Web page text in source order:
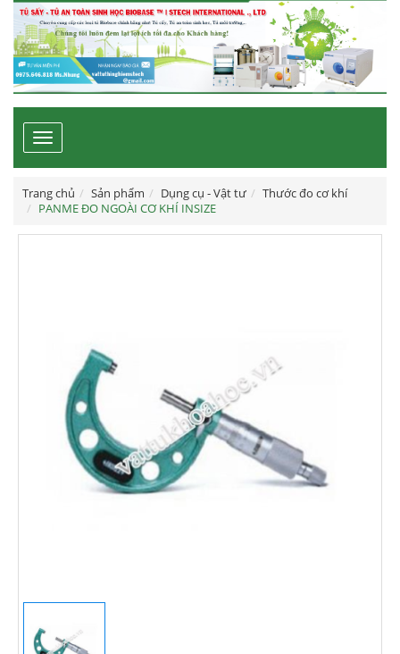
Toggle
navigation
Trang chủ Sản phẩm Dụng cụ - Vật tư
Thước đo cơ khí
PANME ĐO NGOÀI CƠ KHÍ INSIZE